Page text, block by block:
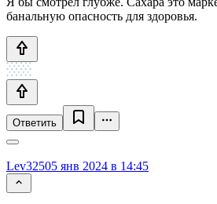
банальную опасность для здоровья.
Ответить
Lev32505 янв 2024 в 14:45